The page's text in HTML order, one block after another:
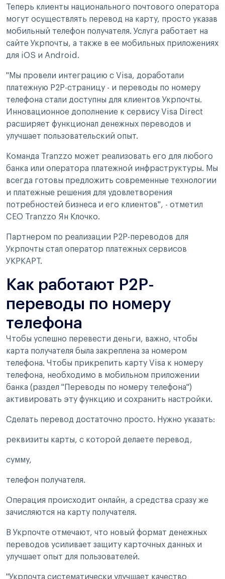
Теперь клиенты национального почтового оператора
могут осуществлять перевод на карту, просто указав
мобильный телефон получателя. Услуга работает на
сайте Укрпочты, а также в ее мобильных приложениях
для iOS и Android.
"Мы провели интеграцию с Visa, доработали
платежную P2P-страницу - и переводы по номеру
телефона стали доступны для клиентов Укрпочты.
Инновационное дополнение к сервису Visa Direct
расширяет функционал денежных переводов и
улучшает пользовательский опыт.
Команда Tranzzo может реализовать его для любого
банка или оператора платежной инфраструктуры. Мы
всегда готовы предложить современные технологии
и платежные решения для удовлетворения
потребностей бизнеса и его клиентов", - отметил
CEO Tranzzo Ян Клочко.
Партнером по реализации P2P-переводов для
Укрпочты стал оператор платежных сервисов
УКРКАРТ.
Как работают P2P-
переводы по номеру
телефона
Чтобы успешно перевести деньги, важно, чтобы
карта получателя была закреплена за номером
телефона. Чтобы прикрепить карту Visa к номеру
телефона, необходимо в мобильном приложении
банка (раздел "Переводы по номеру телефона")
активировать эту функцию и сохранить настройки.
Сделать перевод достаточно просто. Нужно указать:
реквизиты карты, с которой делаете перевод,
сумму,
телефон получателя.
Операция происходит онлайн, а средства сразу же
зачисляются на карту получателя.
В Укрпочте отмечают, что новый формат денежных
переводов усиливает защиту карточных данных и
улучшает опыт для пользователей.
"Укрпочта систематически улучшает качество